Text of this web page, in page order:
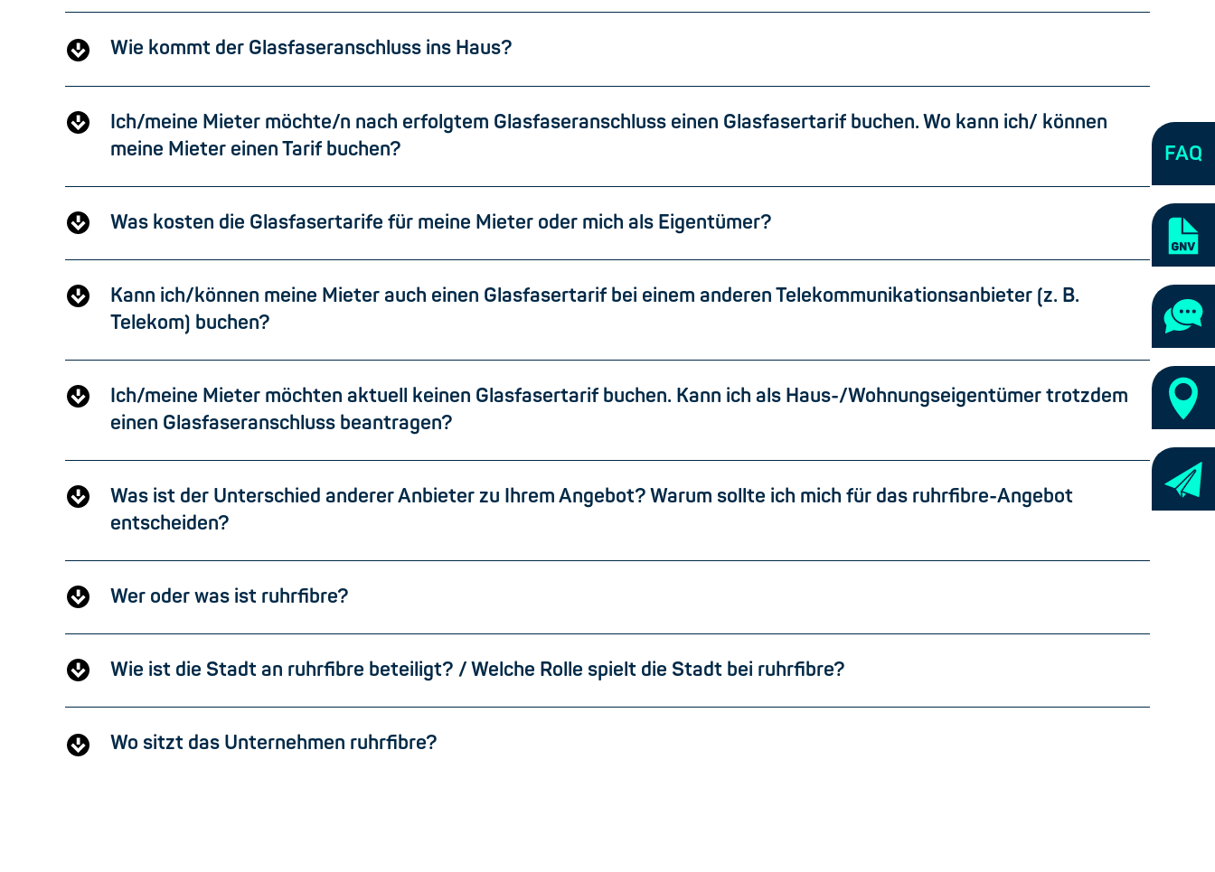
Wie kommt der Glasfaseranschluss ins Haus?
Ich/meine Mieter möchte/n nach erfolgtem Glasfaseranschluss einen Glasfasertarif buchen. Wo kann ich/ können
meine Mieter einen Tarif buchen?
Was kosten die Glasfasertarife für meine Mieter oder mich als Eigentümer?
Kann ich/können meine Mieter auch einen Glasfasertarif bei einem anderen Telekommunikationsanbieter (z. B.
Telekom) buchen?
Ich/meine Mieter möchten aktuell keinen Glasfasertarif buchen. Kann ich als Haus-/Wohnungseigentümer trotzdem
einen Glasfaseranschluss beantragen?
Was ist der Unterschied anderer Anbieter zu Ihrem Angebot? Warum sollte ich mich für das ruhrfibre-Angebot
entscheiden?
Wer oder was ist ruhrfibre?
Wie ist die Stadt an ruhrfibre beteiligt? / Welche Rolle spielt die Stadt bei ruhrfibre?
Wo sitzt das Unternehmen ruhrfibre?
FAQ